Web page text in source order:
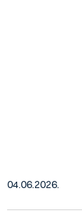
04.06.2026.